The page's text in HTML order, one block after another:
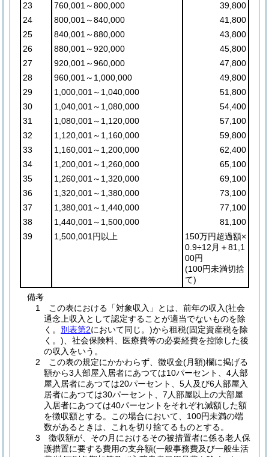
23
760,001～800,000
39,800
24
800,001～840,000
41,800
25
840,001～880,000
43,800
26
880,001～920,000
45,800
27
920,001～960,000
47,800
28
960,001～1,000,000
49,800
29
1,000,001～1,040,000
51,800
30
1,040,001～1,080,000
54,400
31
1,080,001～1,120,000
57,100
32
1,120,001～1,160,000
59,800
33
1,160,001～1,200,000
62,400
34
1,200,001～1,260,000
65,100
35
1,260,001～1,320,000
69,100
36
1,320,001～1,380,000
73,100
37
1,380,001～1,440,000
77,100
38
1,440,001～1,500,000
81,100
39
1,500,001円以上
150万円超過額×
0.9÷12月＋81,1
00円
(100円未満切捨
て)
備考
1 この表における「対象収入」とは、前年の収入(社会
通念上収入として認定することが適当でないものを除
く。 別表第2において同じ。)から租税(固定資産税を除
く。)、社会保険料、医療費等の必要経費を控除した後
の収入をいう。
2 この表の規定にかかわらず、徴収金(月額)欄に掲げる
額から3人部屋入居者にあつては10パーセント、4人部
屋入居者にあつては20パーセント、5人及び6人部屋入
居者にあつては30パーセント、7人部屋以上の大部屋
入居者にあつては40パーセントをそれぞれ減額した額
を徴収額とする。この場合において、100円未満の端
数があるときは、これを切り捨てるものとする。
3 徴収額が、その月におけるその被措置者に係る老人保
護措置に要する費用の支弁額(一般事務費及び一般生活